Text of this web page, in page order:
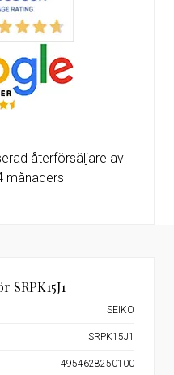
återförsäljare av
månaders
SEIKO
SRPK15J1
4954628250100